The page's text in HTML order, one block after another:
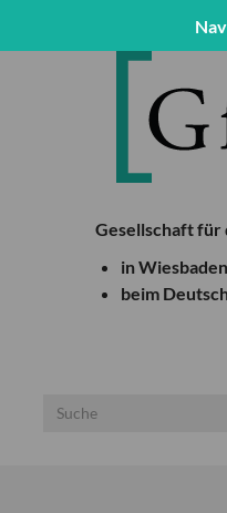
Gesellschaft für
in Wiesbaden
beim